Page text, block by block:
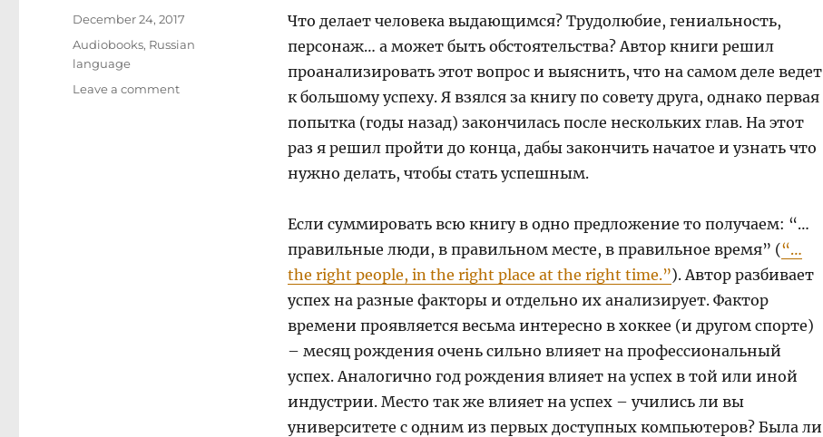
Что делает человека выдающимся? Трудолюбие, гениальность,
персонаж… а может быть обстоятельства? Автор книги решил
проанализировать этот вопрос и выяснить, что на самом деле ведет
к большому успеху. Я взялся за книгу по совету друга, однако первая
попытка (годы назад) закончилась после нескольких глав. На этот
раз я решил пройти до конца, дабы закончить начатое и узнать что
нужно делать, чтобы стать успешным.
Если суммировать всю книгу в одно предложение то получаем: “…
правильные люди, в правильном месте, в правильное время” (“…
the right people, in the right place at the right time.”). Автор разбивает
успех на разные факторы и отдельно их анализирует. Фактор
времени проявляется весьма интересно в хоккее (и другом спорте)
– месяц рождения очень сильно влияет на профессиональный
успех. Аналогично год рождения влияет на успех в той или иной
индустрии. Место так же влияет на успех – учились ли вы
университете с одним из первых доступных компьютеров? Была ли
Posted
December 24, 2017
Categories
Audiobooks, Russian
language
Leave a commenton